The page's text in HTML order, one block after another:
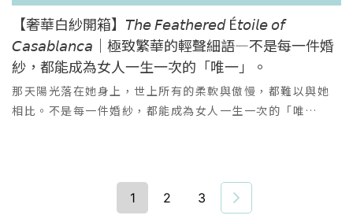
實，都在這一刻被凝結。風格亮點輕盈跳耀感：擅長以移動
動作抓住最自然的笑意。高亮柔霧色系：適合春天，也適合
喜歡乾淨透明感的新人。敘事式構圖：畫面有延伸，有空
氣，有故事。適合新人✔ 喜歡明亮清透的氛圍✔ 想在櫻花季
拍攝卻不想落入刻板角度✔ 期待「像劇照又像日記」的叙事
風格｜Scene 3｜夜幕霧氣・極簡片段當光線變暗，櫻花不
尾，一種成熟的浪漫。風格亮點冷調霧感美學：敘事質地。
極簡服裝 × 深情構圖：凸顯情緒張力。城市夜幕氛圍：適合
VIEW MORE
＋
【奢華白紗開箱】𝘛𝘩𝘦 𝘍𝘦𝘢𝘵𝘩𝘦𝘳𝘦𝘥 É𝘵𝘰𝘪𝘭𝘦 𝘰𝘧
𝘊𝘢𝘴𝘢𝘣𝘭𝘢𝘯𝘤𝘢｜極致繁華的輕聲細語—不是每一件婚
紗，都能成為女人一生一次的「唯一」。
那天陽光落在她身上，世上所有的柔軟與傲慢，都難以與她
相比。不是每一件婚紗，都能成為女人一生一次的「唯
被點亮的城市天際線，層層光芒堆疊，卻沒有一絲喧鬧。羽
絨般輕盈的長羽袖披肩，不是裝飾，是態度。她知道自己耀
1 2 3